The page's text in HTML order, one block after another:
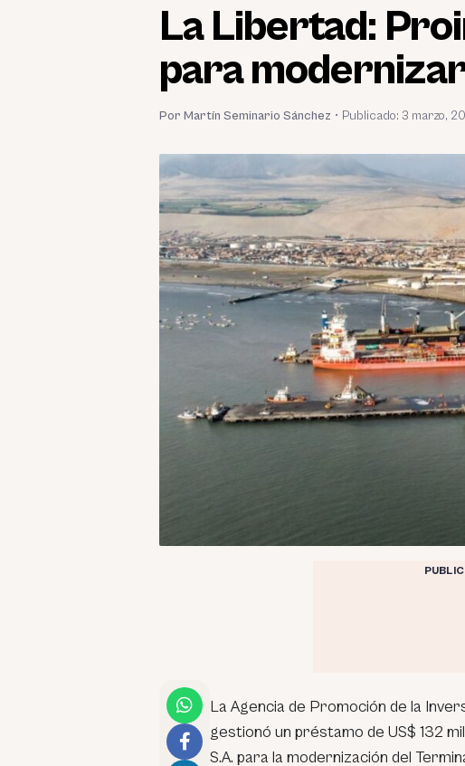
La Libertad:
para
Por Martín Seminario Sánchez • Publicado: 3 marzo,
La Agencia de Promoción de la
gestionó un préstamo de US$ 132
S.A. para la modernización del